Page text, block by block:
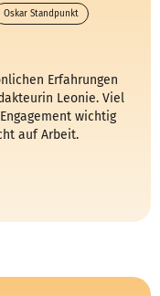
Oskar Standpunkt
Erfahrungen
Leonie. Viel
wichtig
auf Arbeit.